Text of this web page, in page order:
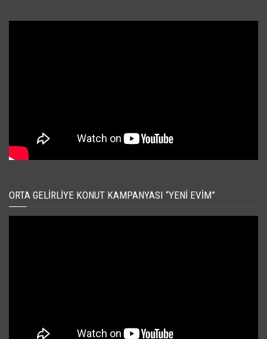
ORTA GELIRLIYE KONUT KAMPANYASI “YENI EVIM”